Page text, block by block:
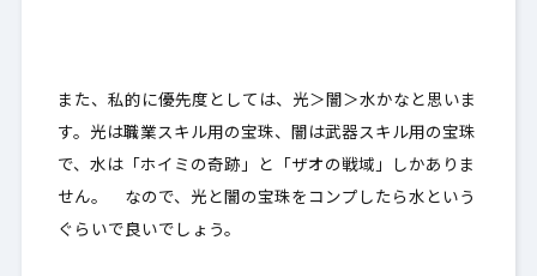
また、私的に優先度としては、光＞闇＞水かなと思いま
す。光は職業スキル用の宝珠、闇は武器スキル用の宝珠
で、水は「ホイミの奇跡」と「ザオの戦域」しかありま
せん。 なので、光と闇の宝珠をコンプしたら水という
ぐらいで良いでしょう。